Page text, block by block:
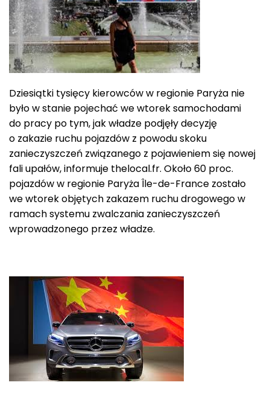
Dziesiątki tysięcy kierowców w regionie Paryża nie
było w stanie pojechać we wtorek samochodami
do pracy po tym, jak władze podjęły decyzję
o zakazie ruchu pojazdów z powodu skoku
zanieczyszczeń związanego z pojawieniem się nowej
fali upałów, informuje thelocal.fr. Około 60 proc.
pojazdów w regionie Paryża Île-de-France zostało
we wtorek objętych zakazem ruchu drogowego w
ramach systemu zwalczania zanieczyszczeń
wprowadzonego przez władze.